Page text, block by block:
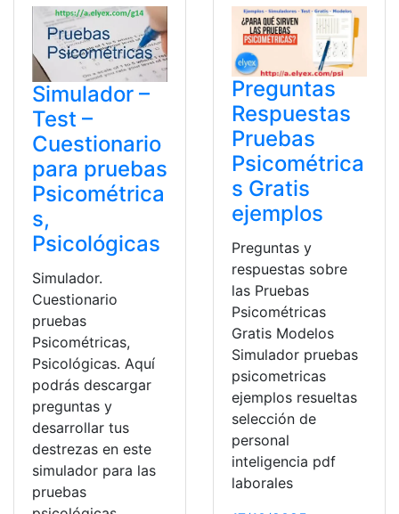
Simulador –
Test –
Cuestionario
para pruebas
Psicométrica
s,
Psicológicas
Simulador.
Cuestionario
pruebas
Psicométricas,
Psicológicas. Aquí
podrás descargar
preguntas y
desarrollar tus
destrezas en este
simulador para las
pruebas
Preguntas
Respuestas
Pruebas
Psicométrica
s Gratis
ejemplos
Preguntas y
respuestas sobre
las Pruebas
Psicométricas
Gratis Modelos
Simulador pruebas
psicometricas
ejemplos resueltas
selección de
personal
inteligencia pdf
laborales